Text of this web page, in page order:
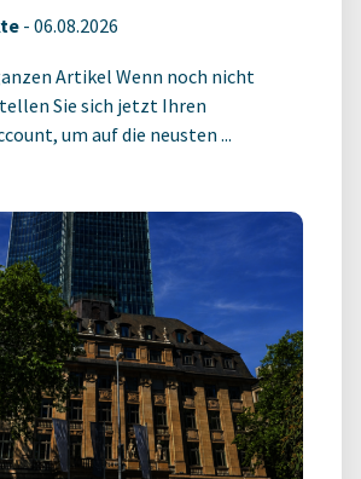
- 06.08.2026
Artikel Wenn noch nicht
Sie sich jetzt Ihren
um auf die neusten ...